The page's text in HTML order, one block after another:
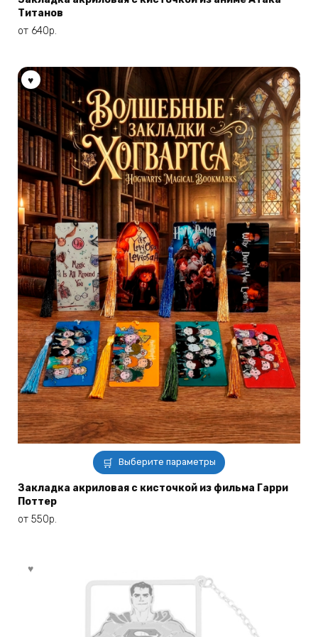
выбрать
на
странице
товара.
Титанов
от 640р.
Выберите параметры
Этот
товар
имеет
Закладка акриловая с кисточкой из фильма Гарри
Поттер
от 550р.